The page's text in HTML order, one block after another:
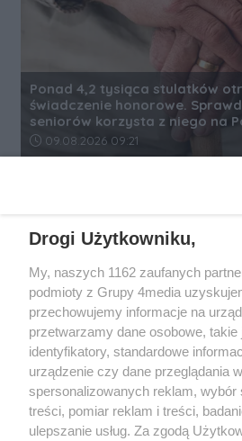
Ponad 4,2 tysiąca stulatków
świadczenie honorowe.
seniorów korzysta z niego na
Data dodania artykułu:
09.08.2026 09:21
Wydawcąrzeszow-
FUNDACJA MEDIÓW
ul. Kopernika 10, 35-
Drogi Użytkowniku,
My, naszych 1162 zaufanych
podmioty z Grupy 4media
przechowujemy informacje na
przetwarzamy dane osobowe, takie
identyfikatory, standardowe
urządzenie czy dane przeglądania
spersonalizowanych reklam, wybór
treści, pomiar reklam i treści,
ulepszanie usług. Za zgodą